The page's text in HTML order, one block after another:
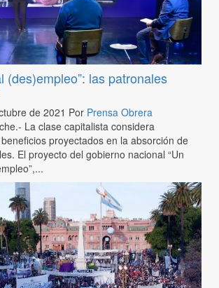
(des)empleo”: las patronales
de 2021 Por Prensa Obrera
La clase capitalista considera
proyectados en la absorción de
El proyecto del gobierno nacional “Un